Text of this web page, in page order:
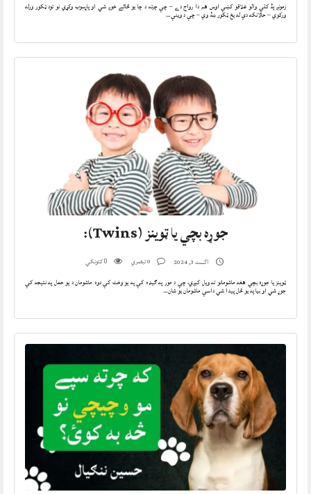
زمونږ پۀ کلي والو علاقو کښې اوس هم دا رواج دے – چې چرته د چا يو ځائے خوږ شي او پاړسوب وکړي نو تود ټکور ورله
ورکوي – حالانکه دې له يخ ټکور ښۀ وي – چې د وينې…
جوړه بچي یا ټوینز (Twins):
اگست 3, 2024 0کتونکي
ټوینز یا جوړه بچي هغه ماشومانو ته ویل کیږي، چې د مور په ګیډه کې په یو وخت کې دوه ماشومان د یو حمل په نتیجه کې
جوړ شي او بیا په یو ځل پیدا شي داسې ماشومان یو شان…